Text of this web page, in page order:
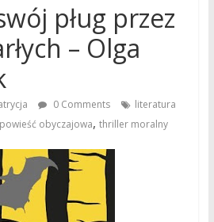
pług przez
– Olga
0 Comments
literatura
powieść obyczajowa, thriller moralny